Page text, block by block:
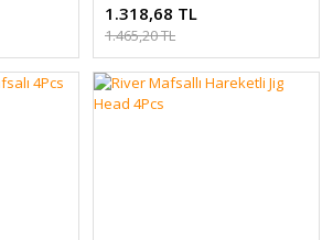
1.318,68 TL
1.465,20 TL